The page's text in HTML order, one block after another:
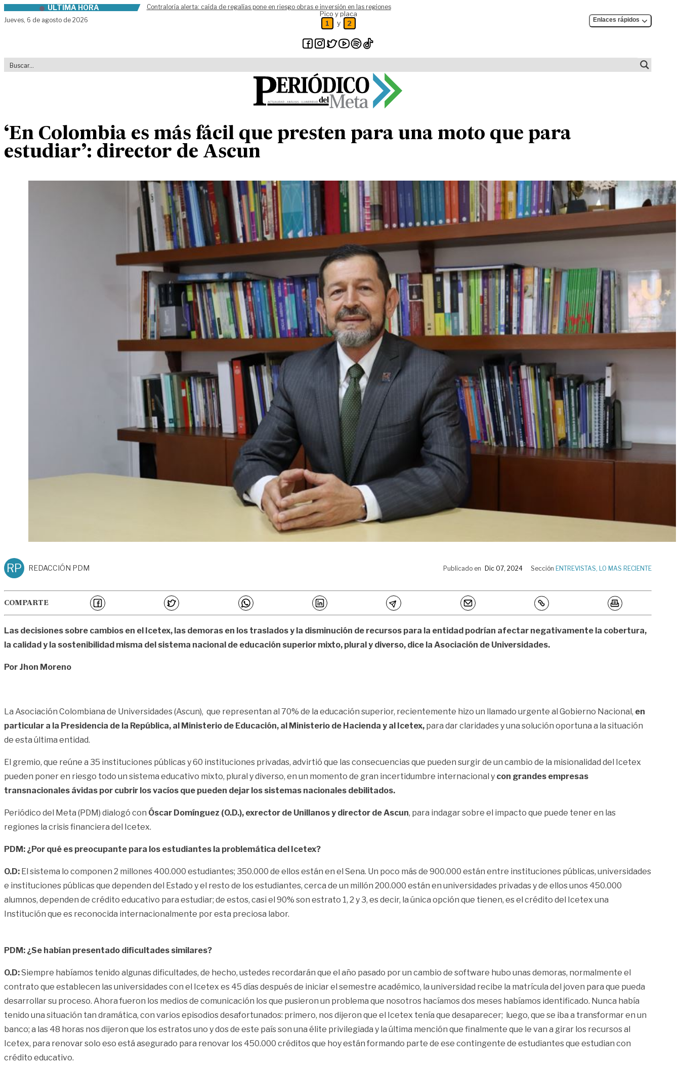
Skip to contentÚLTIMA HORA
Contraloría alerta: caída de regalías pone en riesgo obras e inversión en las regiones
Jueves, 6 de agosto de 2026
Pico y placa
1 y 2 Enlaces rápidos
‘En Colombia es más fácil que presten para una moto que para
estudiar’: director de Ascun
RP REDACCIÓN PDM Publicado en Dic 07, 2024 Sección ENTREVISTAS, LO MAS RECIENTE
COMPARTE
Las decisiones sobre cambios en el Icetex, las demoras en los traslados y la disminución de recursos para la entidad podrían afectar negativamente la cobertura,
la calidad y la sostenibilidad misma del sistema nacional de educación superior mixto, plural y diverso, dice la Asociación de Universidades.
Por Jhon Moreno
La Asociación Colombiana de Universidades (Ascun), que representan al 70% de la educación superior, recientemente hizo un llamado urgente al Gobierno Nacional, en
particular a la Presidencia de la República, al Ministerio de Educación, al Ministerio de Hacienda y al Icetex, para dar claridades y una solución oportuna a la situación
de esta última entidad.
El gremio, que reúne a 35 instituciones públicas y 60 instituciones privadas, advirtió que las consecuencias que pueden surgir de un cambio de la misionalidad del Icetex
pueden poner en riesgo todo un sistema educativo mixto, plural y diverso, en un momento de gran incertidumbre internacional y con grandes empresas
transnacionales ávidas por cubrir los vacíos que pueden dejar los sistemas nacionales debilitados.
Periódico del Meta (PDM) dialogó con Óscar Domínguez (O.D.), exrector de Unillanos y director de Ascun, para indagar sobre el impacto que puede tener en las
regiones la crisis financiera del Icetex.
PDM: ¿Por qué es preocupante para los estudiantes la problemática del Icetex?
O.D: El sistema lo componen 2 millones 400.000 estudiantes; 350.000 de ellos están en el Sena. Un poco más de 900.000 están entre instituciones públicas, universidades
e instituciones públicas que dependen del Estado y el resto de los estudiantes, cerca de un millón 200.000 están en universidades privadas y de ellos unos 450.000
alumnos, dependen de crédito educativo para estudiar; de estos, casi el 90% son estrato 1, 2 y 3, es decir, la única opción que tienen, es el crédito del Icetex una
Institución que es reconocida internacionalmente por esta preciosa labor.
PDM: ¿Se habían presentado dificultades similares?
O.D:Siempre habíamos tenido algunas dificultades, de hecho, ustedes recordarán que el año pasado por un cambio de software hubo unas demoras, normalmente el
contrato que establecen las universidades con el Icetex es 45 días después de iniciar el semestre académico, la universidad recibe la matrícula del joven para que pueda
desarrollar su proceso. Ahora fueron los medios de comunicación los que pusieron un problema que nosotros hacíamos dos meses habíamos identificado. Nunca había
tenido una situación tan dramática, con varios episodios desafortunados: primero, nos dijeron que el Icetex tenía que desaparecer; luego, que se iba a transformar en un
banco; a las 48 horas nos dijeron que los estratos uno y dos de este país son una élite privilegiada y la última mención que finalmente que le van a girar los recursos al
Icetex, para renovar solo eso está asegurado para renovar los 450.000 créditos que hoy están formando parte de ese contingente de estudiantes que estudian con
crédito educativo.